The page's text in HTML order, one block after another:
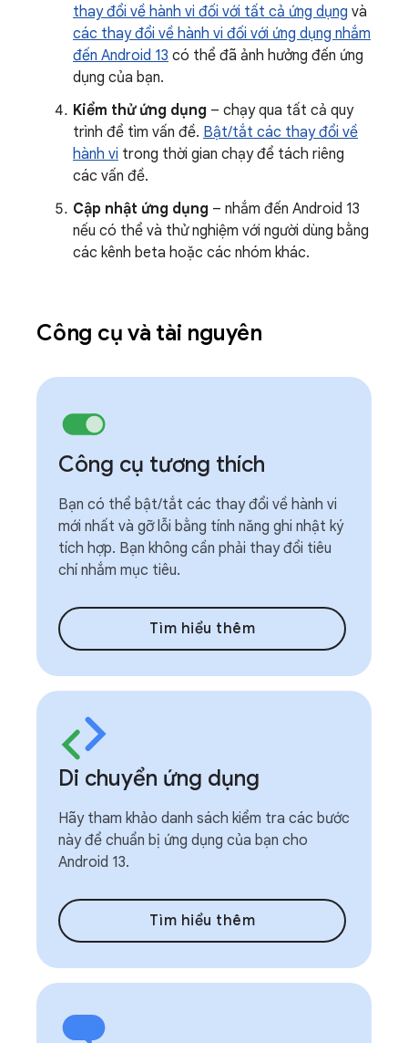
thay đổi về hành vi đối với tất cả ứng dụng và
các thay đổi về hành vi đối với ứng dụng nhắm
đến Android 13 có thể đã ảnh hưởng đến ứng
dụng của bạn.
Kiểm thử ứng dụng – chạy qua tất cả quy
trình để tìm vấn đề. Bật/tắt các thay đổi về
hành vi trong thời gian chạy để tách riêng
các vấn đề.
Cập nhật ứng dụng – nhắm đến Android 13
nếu có thể và thử nghiệm với người dùng bằng
các kênh beta hoặc các nhóm khác.
Công cụ và tài nguyên
Công cụ tương thích
Bạn có thể bật/tắt các thay đổi về hành vi
mới nhất và gỡ lỗi bằng tính năng ghi nhật ký
tích hợp. Bạn không cần phải thay đổi tiêu
chí nhắm mục tiêu.
Tìm hiểu thêm
Di chuyển ứng dụng
Hãy tham khảo danh sách kiểm tra các bước
này để chuẩn bị ứng dụng của bạn cho
Android 13.
Tìm hiểu thêm